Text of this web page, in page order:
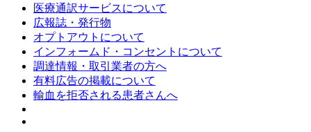
医療通訳サービスについて
広報誌・発行物
オプトアウトについて
インフォームド・コンセントについて
調達情報・取引業者の方へ
有料広告の掲載について
輸血を拒否される患者さんへ